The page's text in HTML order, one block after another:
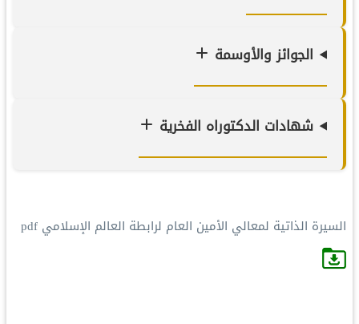
الجوائز والأوسمة
شهادات الدكتوراه الفخرية
السيرة الذاتية لمعالي الأمين العام لرابطة العالم الإسلامي pdf